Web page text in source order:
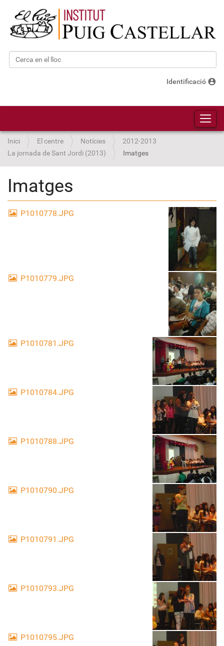
Cerca
Identificació account_circle
Inici El centre Notícies
2012-2013
La jornada de Sant Jordi (2013)
Imatges
Imatges
P1010778.JPG
P1010779.JPG
P1010781.JPG
P1010784.JPG
P1010788.JPG
P1010790.JPG
P1010791.JPG
P1010793.JPG
P1010795.JPG